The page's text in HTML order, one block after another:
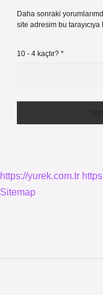
Daha sonraki
site adresim bu
10 - 4 kaçtır? *
https://yurek.com.tr
Sitemap